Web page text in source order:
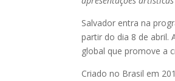
Salvador entra na
partir do dia 8 de abril.
global que promove a
Criado no Brasil em